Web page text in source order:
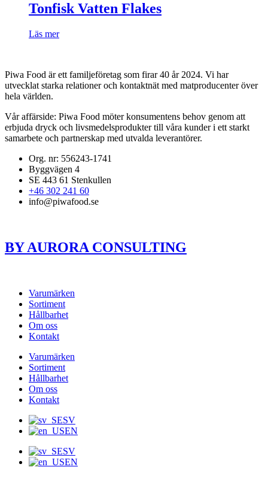
Tonfisk Vatten Flakes
Läs mer
Piwa Food är ett familjeföretag som firar 40 år 2024. Vi har
utvecklat starka relationer och kontaktnät med matproducenter över
hela världen.
Vår affärside: Piwa Food möter konsumentens behov genom att
erbjuda dryck och livsmedelsprodukter till våra kunder i ett starkt
samarbete och partnerskap med utvalda leverantörer.
Org. nr: 556243-1741​
Byggvägen 4
SE 443 61 Stenkullen
+46 302 241 60
info@piwafood.se
BY AURORA CONSULTING
Varumärken
Sortiment
Hållbarhet
Om oss
Kontakt
Varumärken
Sortiment
Hållbarhet
Om oss
Kontakt
SV
EN
SV
EN